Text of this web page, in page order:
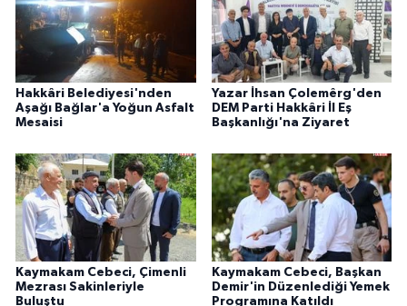
Hakkâri Belediyesi'nden
Aşağı Bağlar'a Yoğun Asfalt
Mesaisi
Yazar İhsan Çolemêrg'den
DEM Parti Hakkâri İl Eş
Başkanlığı'na Ziyaret
Kaymakam Cebeci, Çimenli
Mezrası Sakinleriyle
Buluştu
Kaymakam Cebeci, Başkan
Demir'in Düzenlediği Yemek
Programına Katıldı